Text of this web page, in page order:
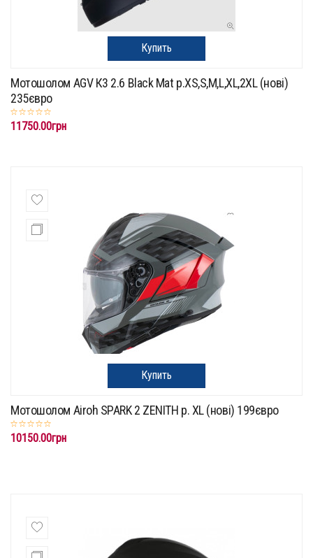
Купить
Мотошолом AGV К3 2.6 Black Mat p.XS,S,M,L,XL,2XL (нові)
235євро
11750.00грн
Купить
Мотошолом Airoh SPARK 2 ZENITH p. XL (нові) 199євро
10150.00грн